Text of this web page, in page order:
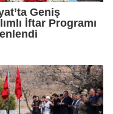
Geniş
İftar Programı